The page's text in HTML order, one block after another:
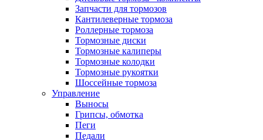
Запчасти для тормозов
Кантилеверные тормоза
Роллерные тормоза
Тормозные диски
Тормозные калиперы
Тормозные колодки
Тормозные рукоятки
Шоссейные тормоза
Управление
Выносы
Грипсы, обмотка
Пеги
Педали